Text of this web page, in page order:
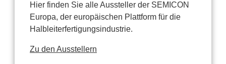
Hier finden Sie alle Aussteller der SEMICON
Europa, der europäischen Plattform für die
Halbleiterfertigungsindustrie.
Zu den Ausstellern